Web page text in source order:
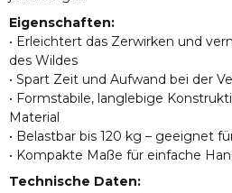
Eigenschaften:
• Erleichtert das Zerwirken und
des Wildes
• Spart Zeit und Aufwand bei der
• Formstabile, langlebige
Material
• Belastbar bis 120 kg – geeignet
• Kompakte Maße für einfache
Technische Daten: